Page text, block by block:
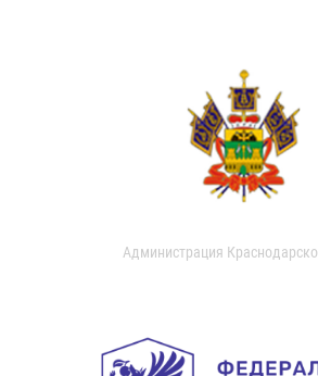
Администрация